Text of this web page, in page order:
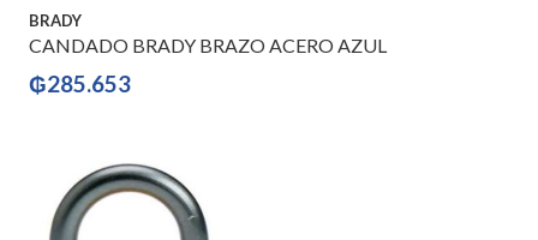
BRADY
CANDADO BRADY BRAZO ACERO AZUL
₲285.653